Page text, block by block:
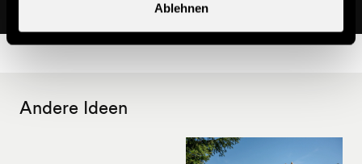
Ablehnen
Andere Ideen